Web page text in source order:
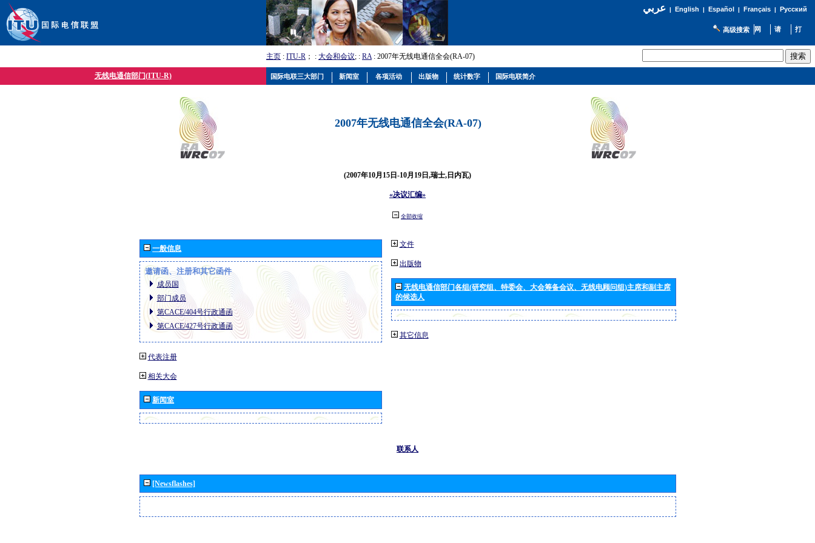
عربي| English | Español | Français| Русский
高级搜索
主页 : ITU-R ； : 大会和会议; : RA: 2007年无线电通信全会(RA-07)
无线电通信部门(ITU-R)
2007年无线电通信全会(RA-07)
(2007年10月15日-10月19日,瑞士,日内瓦)
«决议汇编»
全部收缩
一般信息
邀请函、注册和其它函件
成员国
部门成员
第CACE/404号行政通函
第CACE/427号行政通函
代表注册
相关大会
新闻室
文件
出版物
无线电通信部门各组(研究组、特委会、大会筹备会议、无线电顾问组)主席和副主席
的候选人
其它信息
联系人
[Newsflashes]
国际电联三大部门 新闻室 各项活动 出版物 统计数字 国际电联简介